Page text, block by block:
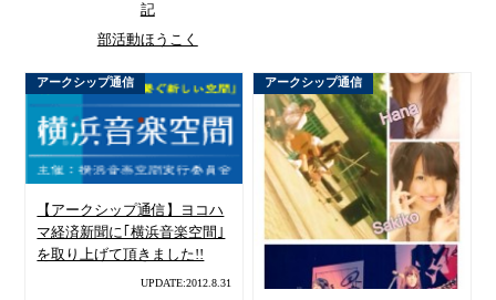
記
部活動ほうこく
アークシップ通信
【アークシップ通信】ヨコハ
マ経済新聞に｢横浜音楽空間｣
を取り上げて頂きました!!
UPDATE:2012.8.31
アークシップ通信